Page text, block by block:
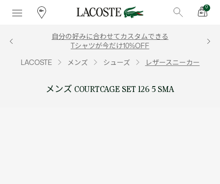
0
自分の好みに合わせてカスタムできる
Tシャツが今だけ10%OFF
LACOSTE メンズ シューズ レザースニーカー
メンズ COURTCAGE SET 126 5 SMA